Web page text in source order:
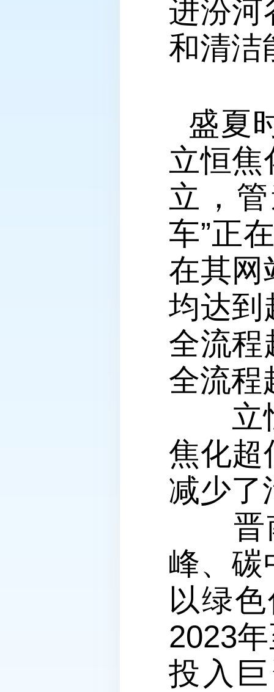
进汾河
和清洁
盛夏
立恒焦
立，
车”正
在其网
均达到
全流程
全流程
立恒
焦化超
减少了
晋南
峰、碳
以绿
2023
投入